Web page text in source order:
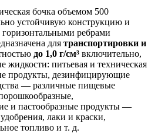
бочка объемом 500
устойчивую конструкцию и
ребрами
для транспортировки и
до 1,0 г/см³ включительно,
жидкости: питьевая и техническая
продукты, дезинфицирующие
— различные пищевые
и пастообразные продукты —
лаки и краски,
топливо и т. д.